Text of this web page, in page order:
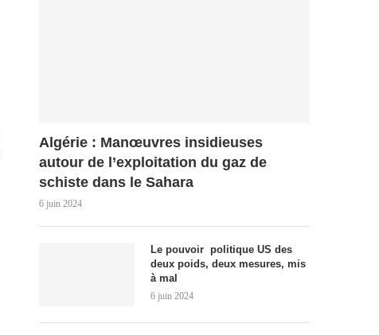
Algérie : Manœuvres insidieuses
autour de l’exploitation du gaz de
schiste dans le Sahara
6 juin 2024
Le pouvoir politique US des
deux poids, deux mesures, mis
à mal
6 juin 2024